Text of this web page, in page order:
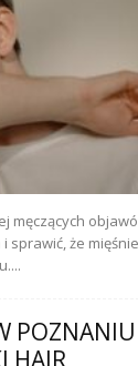
męczących
sprawić, że